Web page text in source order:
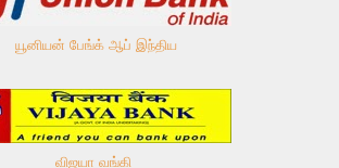
யூனியன் பேங்க் ஆப் இந்திய
விஜயா வங்கி